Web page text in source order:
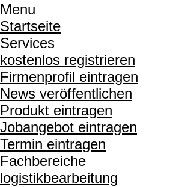
Menu
Startseite
Services
kostenlos registrieren
Firmenprofil eintragen
News veröffentlichen
Produkt eintragen
Jobangebot eintragen
Termin eintragen
Fachbereiche
logistikbearbeitung